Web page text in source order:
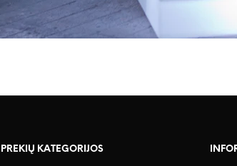
PREKIŲ KATEGORIJOS